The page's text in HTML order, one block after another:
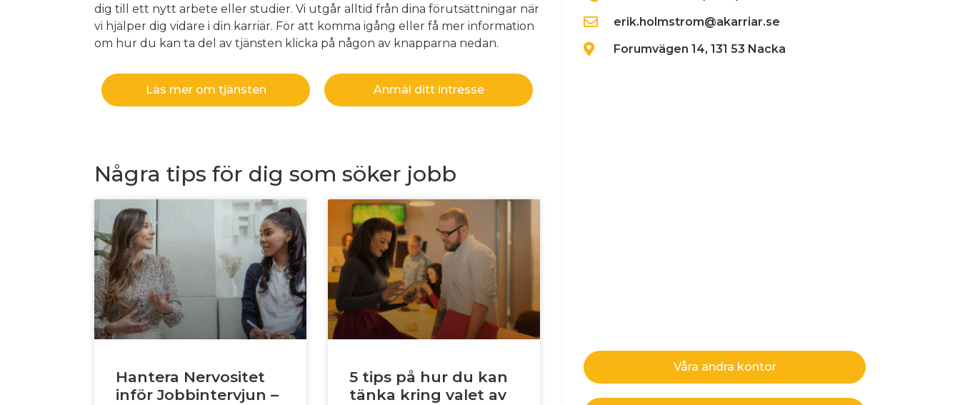
dig till ett nytt arbete eller studier. Vi utgår alltid från dina förutsättningar när
vi hjälper dig vidare i din karriär. För att komma igång eller få mer information
om hur du kan ta del av tjänsten klicka på någon av knapparna nedan.
Läs mer om tjänsten Anmäl ditt intresse
Några tips för dig som söker jobb
Hantera Nervositet
inför Jobbintervjun –
5 tips på hur du kan
tänka kring valet av
erik.holmstrom@akarriar.se
Forumvägen 14, 131 53 Nacka
Våra andra kontor